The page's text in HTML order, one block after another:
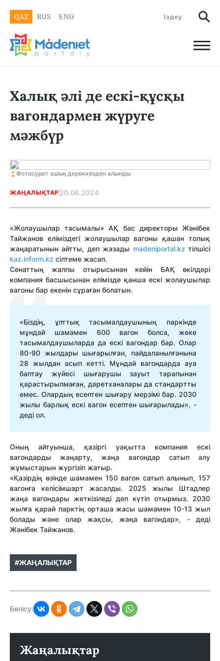
QAZ RUS ENG
Халық әлі де ескі-құсқы
вагондармен жүруге
мәжбүр
Фотосурет ашық дереккөзден алынды
ЖАҢАЛЫҚТАР 20.06.2024
«Жолаушылар тасымалы» АҚ бас директоры Жәнібек
Тайжанов еліміздегі жолаушылар вагоны қашан толық
жаңаратынын айтты, деп жазады madeniportal.kz тілшісі
kaz.inform.kz сілтеме жасап.
Сенаттың жалпы отырысынан кейін БАҚ өкілдері
компания басшысынан елімізде қанша ескі жолаушылар
вагоны бар екенін сұраған болатын.
«Біздің, ұлттық тасымалдаушының паркінде
мұндай шамамен 600 вагон болса, жеке
тасымалдаушыларда да ескі вагондар бар. Олар
80-90 жылдары шығарылған, пайдаланылғанына
28 жылдан асып кетті. Мұндай вагондарда ауа
баптау жүйесі шығарушы зауыт тарапынан
қарастырылмаған, дәретханалары да стандартты
емес. Олардың есептен шығару мерзімі бар. 2030
жылы барлық ескі вагон есептен шығарылады», -
деді ол.
Оның айтуынша, қазіргі уақытта компания ескі
вагондарды жаңарту, жаңа вагондар сатып алу
жұмыстарын жүргізіп жатыр.
«Қазірдің өзінде шамамен 150 вагон сатып алынып, 157
вагонға келісімшарт жасалды. 2025 жылы Штадлер
жаңа вагондары жеткізіледі деп күтіп отырмыз. 2030
жылға қарай парктің орташа жасы шамамен 10-13 жыл
болады және олар жақсы, жаңа вагондар», - деді
Жәнібек Тайжанов.
#ЖАҢАЛЫҚТАР
Бөлісу:
Жаңалықтар